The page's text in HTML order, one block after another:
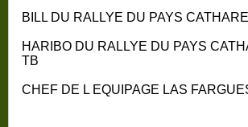
BILL DU RALLYE DU PAYS
HARIBO DU RALLYE DU PAYS
TB
CHEF DE L EQUIPAGE LAS